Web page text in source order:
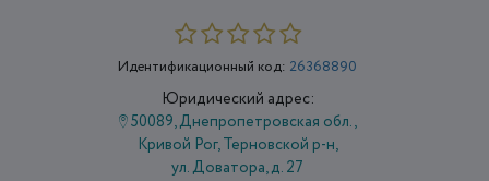
Идентификационный код: 26368890
Юридический адрес:
50089, Днепропетровская обл.,
Кривой Рог, Терновской р-н,
ул. Доватора, д. 27